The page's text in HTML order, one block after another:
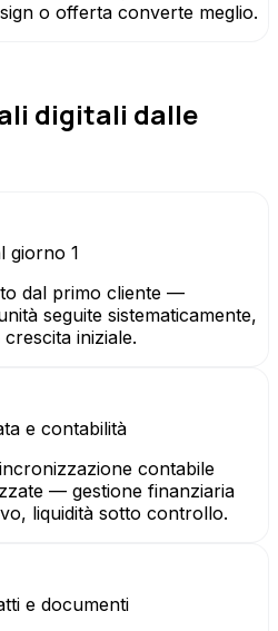
o offerta converte meglio.
digitali dalle
giorno 1
dal primo cliente —
seguite sistematicamente,
iniziale.
e contabilità
contabile
— gestione finanziaria
liquidità sotto controllo.
e documenti